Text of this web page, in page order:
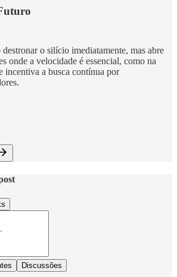
o silício imediatamente, mas abre
onde a velocidade é essencial, como na
incentiva a busca contínua por
Discussões